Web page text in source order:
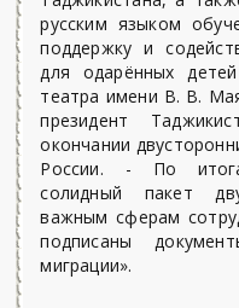
русским языком
поддержку и
для одарённых
театра имени В. В.
президент
окончании
России. - По
солидный пакет
важным сферам
подписаны
миграции».